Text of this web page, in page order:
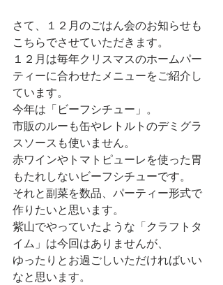
さて、１２月のごはん会のお知らせも
こちらでさせていただきます。
１２月は毎年クリスマスのホームパー
ティーに合わせたメニューをご紹介し
ています。
今年は「ビーフシチュー」。
市販のルーも缶やレトルトのデミグラ
スソースも使いません。
赤ワインやトマトピューレを使った胃
もたれしないビーフシチューです。
それと副菜を数品、パーティー形式で
作りたいと思います。
紫山でやっていたような「クラフトタ
イム」は今回はありませんが、
ゆったりとお過ごしいただければいい
なと思います。